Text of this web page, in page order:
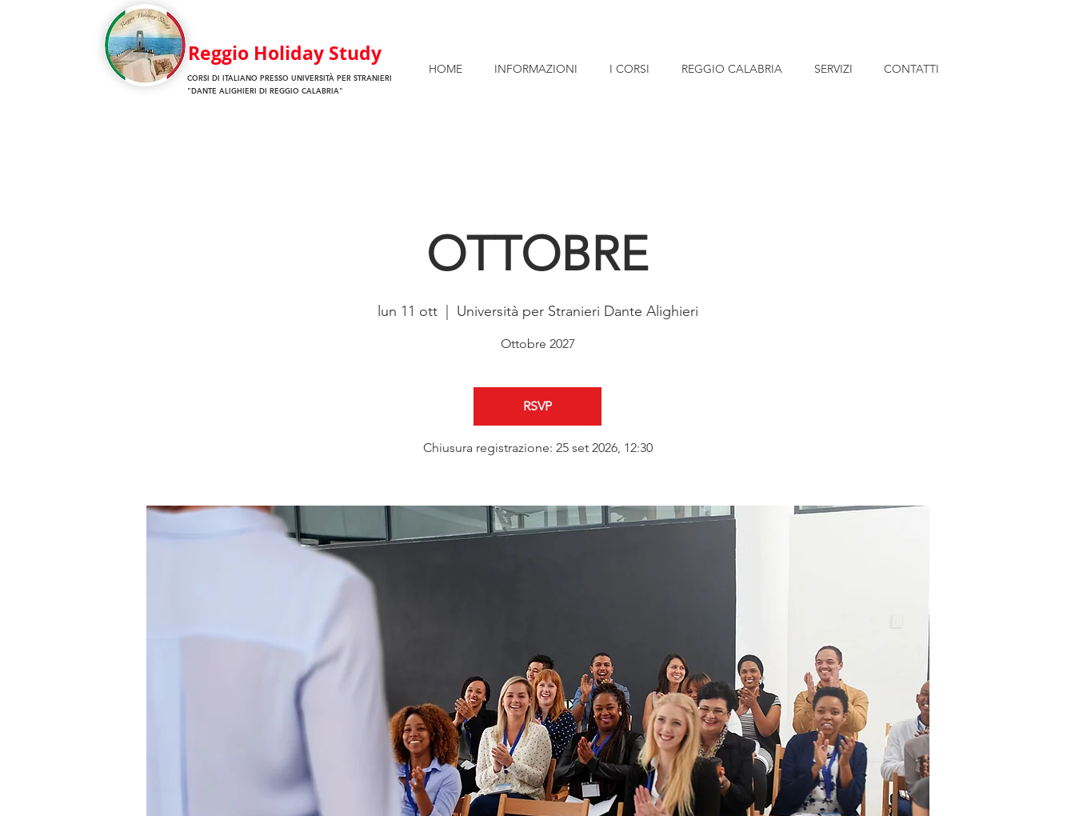
Reggio Holiday Study
CORSI DI ITALIANO PRESSO UNIVERSITÀ PER STRANIERI
"DANTE ALIGHIERI DI REGGIO CALABRIA"
HOME INFORMAZIONI I CORSI REGGIO CALABRIA SERVIZI CONTATTI
OTTOBRE
lun 11 ott
  |
Università per Stranieri Dante Alighieri
Ottobre 2027
RSVP
Chiusura registrazione: 25 set 2026, 12:30